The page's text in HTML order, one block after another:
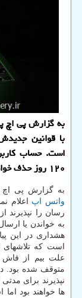
به گزارش پی اچ
است. حساب
۱۲۰ روز حذف خواهد شد.
به گزارش پی
واتس اپ اعلام
به خواندن یا
هشداری در این
است که
علت بیم از فاش
متوقف شده بود.
نپذیرند برای
ها خواهند بود